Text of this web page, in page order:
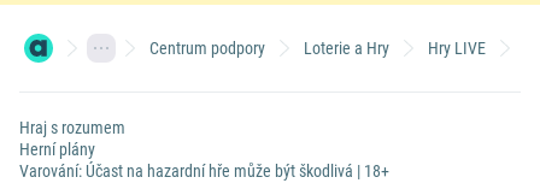
Centrum podpory Loterie a Hry Hry LIVE
Hraj s rozumem
Herní plány
Varování: Účast na hazardní hře může být škodlivá | 18+